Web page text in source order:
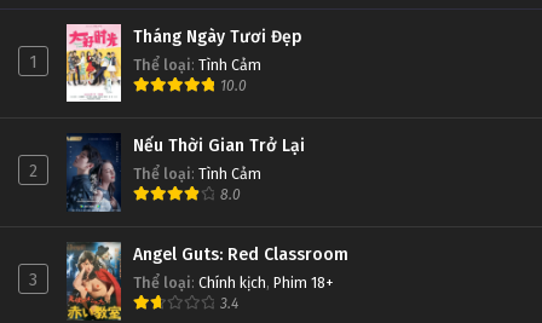
1
Tháng Ngày Tươi Đẹp
Thể loại: Tình Cảm
10.0
2
Nếu Thời Gian Trở Lại
Thể loại: Tình Cảm
8.0
3
Angel Guts: Red Classroom
Thể loại: Chính kịch, Phim 18+
3.4